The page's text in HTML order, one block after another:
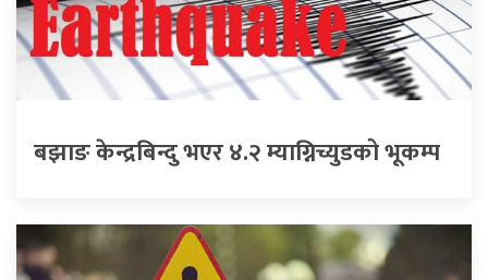
बझाङ केन्द्रबिन्दु भएर ४.२ म्याग्निच्युडको भूकम्प